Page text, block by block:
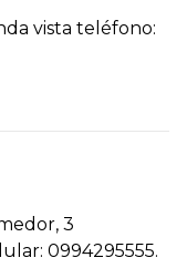
vista teléfono:
3
0994295555.